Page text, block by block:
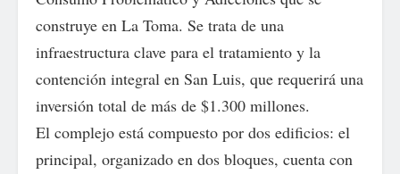
construye en La Toma. Se trata de una
infraestructura clave para el tratamiento y la
contención integral en San Luis, que requerirá una
inversión total de más de $1.300 millones.
El complejo está compuesto por dos edificios: el
principal, organizado en dos bloques, cuenta con